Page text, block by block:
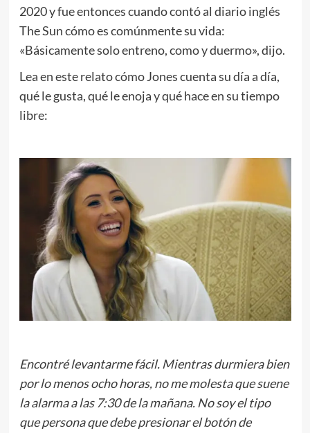
2020 y fue entonces cuando contó al diario inglés
The Sun cómo es comúnmente su vida:
«Básicamente solo entreno, como y duermo», dijo.
Lea en este relato cómo Jones cuenta su día a día,
qué le gusta, qué le enoja y qué hace en su tiempo
libre:
Encontré levantarme fácil. Mientras durmiera bien
por lo menos ocho horas, no me molesta que suene
la alarma a las 7:30 de la mañana. No soy el tipo
que persona que debe presionar el botón de